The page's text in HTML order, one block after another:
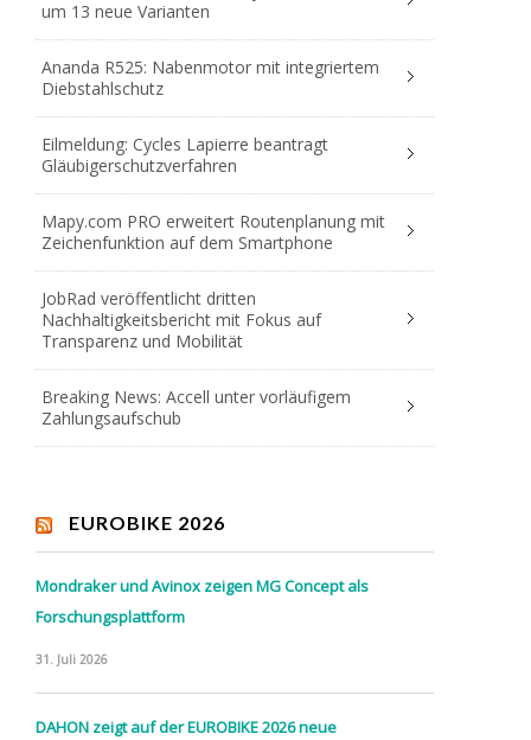
um 13 neue Varianten
Ananda R525: Nabenmotor mit integriertem
Diebstahlschutz
Eilmeldung: Cycles Lapierre beantragt
Gläubigerschutzverfahren
Mapy.com PRO erweitert Routenplanung mit
Zeichenfunktion auf dem Smartphone
JobRad veröffentlicht dritten
Nachhaltigkeitsbericht mit Fokus auf
Transparenz und Mobilität
Breaking News: Accell unter vorläufigem
Zahlungsaufschub
EUROBIKE 2026
Mondraker und Avinox zeigen MG Concept als
Forschungsplattform
31. Juli 2026
DAHON zeigt auf der EUROBIKE 2026 neue